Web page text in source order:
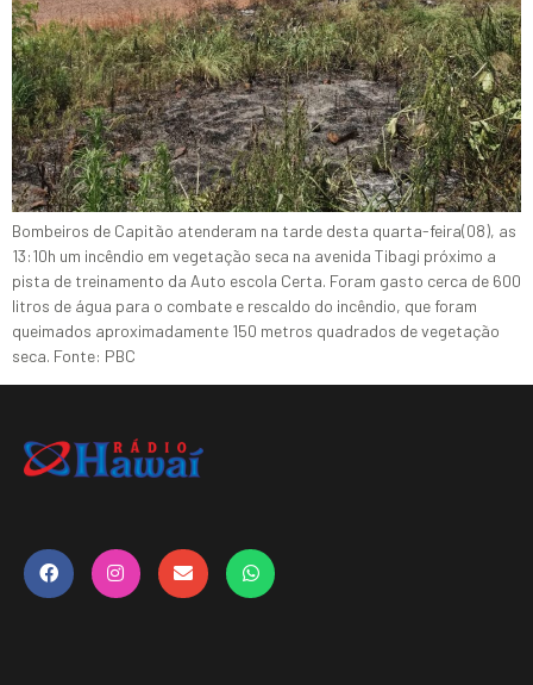
Bombeiros de Capitão atenderam na tarde desta quarta-feira(08), as
13:10h um incêndio em vegetação seca na avenida Tibagi próximo a
pista de treinamento da Auto escola Certa. Foram gasto cerca de 600
litros de água para o combate e rescaldo do incêndio, que foram
queimados aproximadamente 150 metros quadrados de vegetação
seca. Fonte: PBC